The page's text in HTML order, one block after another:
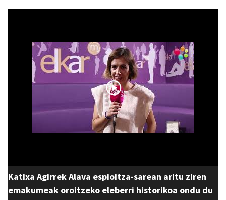
Katixa Agirrek Alava espioitza-sarean aritu ziren
emakumeak oroitzeko eleberri historikoa ondu du